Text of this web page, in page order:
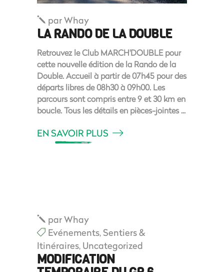
parWhay
LA RANDO DE LA DOUBLE
Retrouvez le Club MARCH'DOUBLE pour
cette nouvelle édition de la Rando de la
Double. Accueil à partir de 07h45 pour des
départs libres de 08h30 à 09h00. Les
parcours sont compris entre 9 et 30 km en
boucle. Tous les détails en pièces-jointes
EN SAVOIR PLUS
parWhay
Evénements,Sentiers &
Itinéraires, Uncategorized
MODIFICATION